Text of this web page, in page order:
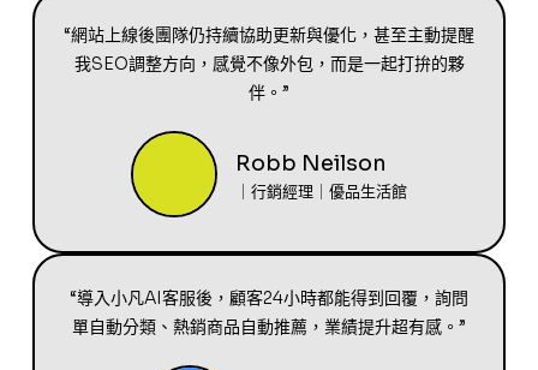
“網站上線後團隊仍持續協助更新與優化，甚至主動提醒
我SEO調整方向，感覺不像外包，而是一起打拚的夥
伴。”
Robb Neilson
｜行銷經理｜優品生活館
“導入小凡AI客服後，顧客24小時都能得到回覆，詢問
單自動分類、熱銷商品自動推薦，業績提升超有感。”